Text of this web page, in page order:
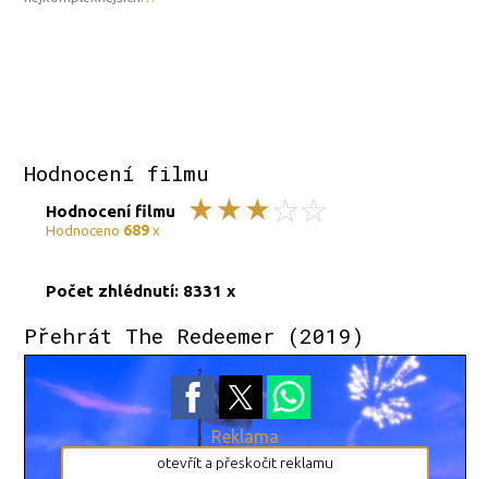
Hodnocení filmu
Hodnocení filmu
Hodnoceno 689x
Počet zhlédnutí: 8331 x
Přehrát The Redeemer (2019)
Reklama
otevřít a přeskočit reklamu